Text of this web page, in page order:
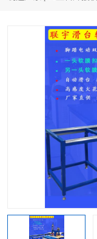
高频压花压标机
泡壳包装封口机
其他超声波系列